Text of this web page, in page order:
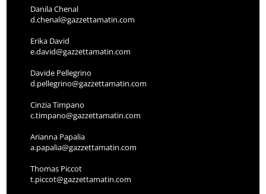
Danila Chenal
d.chenal@gazzettamatin.com
Erika David
e.david@gazzettamatin.com
Davide Pellegrino
d.pellegrino@gazzettamatin.com
Cinzia Timpano
c.timpano@gazzettamatin.com
Arianna Papalia
a.papalia@gazzettamatin.com
Thomas Piccot
t.piccot@gazzettamatin.com